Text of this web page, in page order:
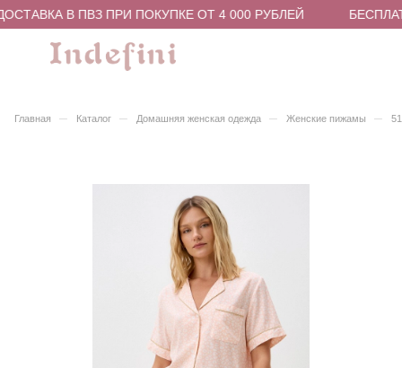
В ПВЗ ПРИ ПОКУПКЕ ОТ 4 000 РУБЛЕЙ
Главная – Каталог – Домашняя женская одежда – Женские пижамы –